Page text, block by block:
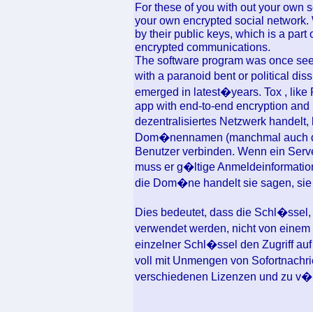
For these of you with out your own
your own encrypted social
by their public keys, which is a
encrypted communications.
The software program was once
with a paranoid bent or political
emerged in latest�years. Tox , like
app with end-to-end encryption
dezentralisiertes Netzwerk
Dom�nennamen (manchmal
Benutzer verbinden. Wenn ein
muss er g�ltige
die Dom�ne handelt sie sagen,
Dies bedeutet, dass die
verwendet werden, nicht von
einzelner Schl�ssel den Zugriff
voll mit Unmengen von
verschiedenen Lizenzen und zu